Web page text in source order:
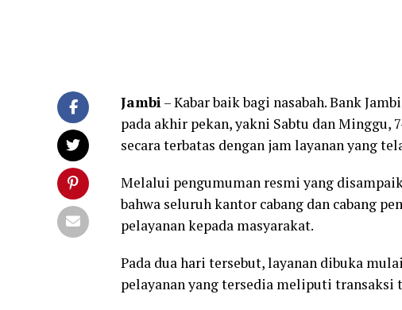
Jambi– Kabar baik bagi nasabah. Bank
pada akhir pekan, yakni Sabtu dan Minggu,
secara terbatas dengan jam layanan yang
Melalui pengumuman resmi yang
bahwa seluruh kantor cabang dan cabang
pelayanan kepada masyarakat.
Pada dua hari tersebut, layanan dibuka
pelayanan yang tersedia meliputi transaksi